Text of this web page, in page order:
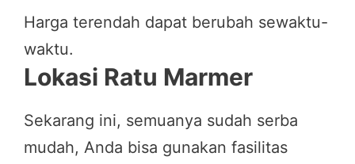
Harga terendah dapat berubah sewaktu-
waktu.
Lokasi Ratu Marmer
Sekarang ini, semuanya sudah serba
mudah, Anda bisa gunakan fasilitas